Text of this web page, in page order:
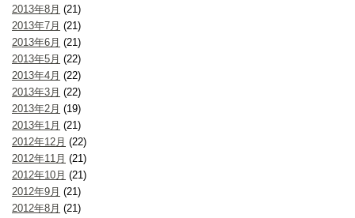
2013年8月 (21)
2013年7月 (21)
2013年6月 (21)
2013年5月 (22)
2013年4月 (22)
2013年3月 (22)
2013年2月 (19)
2013年1月 (21)
2012年12月 (22)
2012年11月 (21)
2012年10月 (21)
2012年9月 (21)
2012年8月 (21)